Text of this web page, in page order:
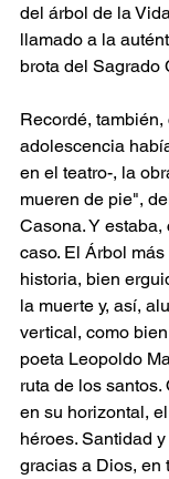
del árbol de la
llamado a la
brota del Sagrado
Recordé, también,
adolescencia
en el teatro-, la
mueren de pie",
Casona. Y
caso. El Árbol
historia, bien
la muerte y, así,
vertical, como
poeta Leopoldo
ruta de los santos.
en su horizontal,
héroes. Santidad
gracias a Dios, en